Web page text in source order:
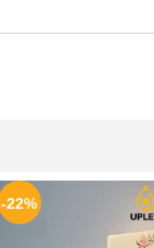
-22%